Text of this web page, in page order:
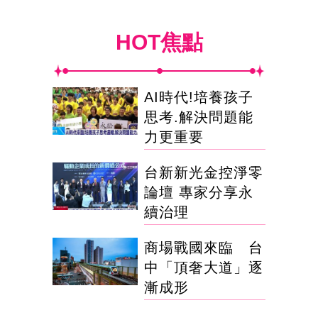
HOT焦點
AI時代!培養孩子
思考.解決問題能
力更重要
台新新光金控淨零
論壇 專家分享永
續治理
商場戰國來臨 台
中「頂奢大道」逐
漸成形